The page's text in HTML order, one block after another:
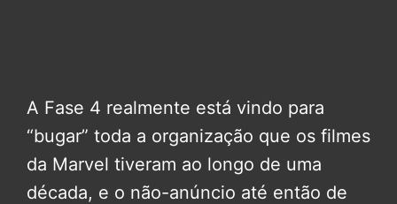
A Fase 4 realmente está vindo para
“bugar” toda a organização que os filmes
da Marvel tiveram ao longo de uma
década, e o não-anúncio até então de